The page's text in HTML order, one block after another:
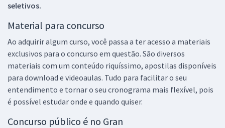
seletivos.
Material para concurso
Ao adquirir algum curso, você passa a ter acesso a materiais
exclusivos para o concurso em questão. São diversos
materiais com um conteúdo riquíssimo, apostilas disponíveis
para download e videoaulas. Tudo para facilitar o seu
entendimento e tornar o seu cronograma mais flexível, pois
é possível estudar onde e quando quiser.
Concurso público é no Gran